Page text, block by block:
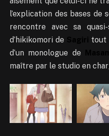
l’explication des bases de
rencontre avec sa
d’hikikomori de
tout
d’un monologue de
maître par le studio en